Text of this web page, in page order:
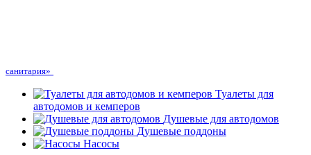
санитария»
Туалеты для
автодомов и кемперов
Душевые для автодомов
Душевые поддоны
Насосы